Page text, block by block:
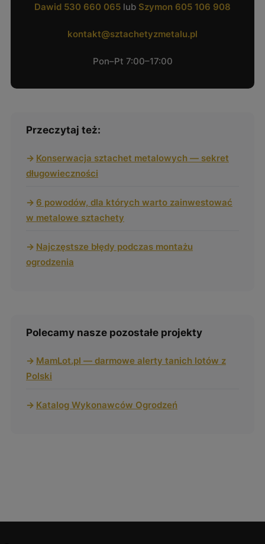
Dawid 530 660 065 lub Szymon 605 106 908
kontakt@sztachetyzmetalu.pl
Pon–Pt 7:00–17:00
Przeczytaj też:
Konserwacja sztachet metalowych — sekret
długowieczności
6 powodów, dla których warto zainwestować
w metalowe sztachety
Najczęstsze błędy podczas montażu
ogrodzenia
Polecamy nasze pozostałe projekty
MamLot.pl — darmowe alerty tanich lotów z
Polski
Katalog Wykonawców Ogrodzeń